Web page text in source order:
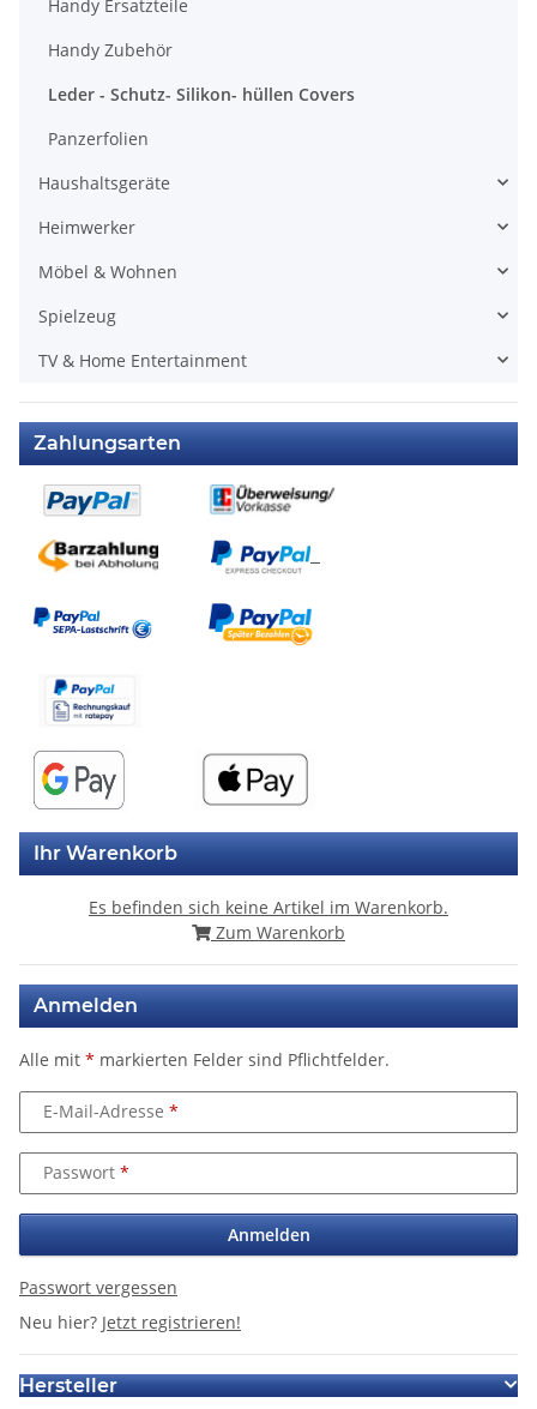
Handy Ersatzteile
Handy Zubehör
Leder - Schutz- Silikon- hüllen Covers
Panzerfolien
Haushaltsgeräte
Heimwerker
Möbel & Wohnen
Spielzeug
TV & Home Entertainment
Zahlungsarten
Ihr Warenkorb
Es befinden sich keine Artikel im Warenkorb.
Zum Warenkorb
Anmelden
Alle mit * markierten Felder sind Pflichtfelder.
E-Mail-Adresse
Passwort
Anmelden
Passwort vergessen
Neu hier? Jetzt registrieren!
Hersteller